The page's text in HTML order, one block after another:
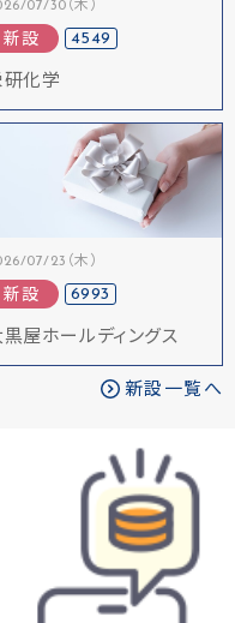
07/30（木）
新設 4549
研化学
07/23（木）
新設 6993
黒屋ホールディングス
新設一覧へ